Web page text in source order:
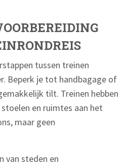
tussen treinen
Beperk je tot handbagage of
tilt. Treinen hebben
en ruimtes aan het
maar geen
van steden en